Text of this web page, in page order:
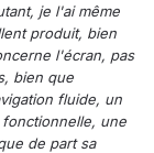
je l'ai même
produit, bien
l'écran, pas
bien que
fluide, un
une
de part sa